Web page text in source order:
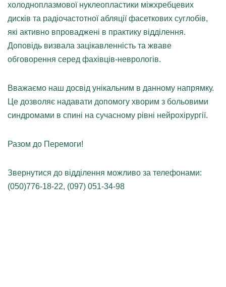
холодноплазмової нуклеопластики міжхребцевих
дисків та радіочастотної абляції фасеткових суглобів,
які активно впроваджені в практику відділення.
Доповідь визвала зацікавленність та жваве
обговорення серед фахівців-неврологів.
Вважаємо наш досвід унікальним в данному напрямку.
Це дозволяє надавати допомогу хворим з больовими
синдромами в спині на сучасному рівні нейрохірургії.
Разом до Перемоги!
Звернутися до відділення можливо за телефонами:
(050)776-18-22, (097) 051-34-98